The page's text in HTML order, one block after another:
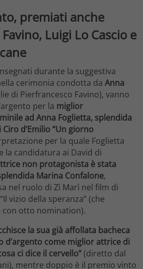
premiati anche
Luigi Lo Cascio e
durante la suggestiva
cerimonia condotta da Anna
di Pierfrancesco Favino), vanno
per la miglior
ad Anna Foglietta, splendida
d’Emilio “Un giorno
per la quale Foglietta
la candidatura ai David di
non protagonista è stata
Marina Confalone,
nel ruolo di Zì Marì nel film di
vizio della speranza” (che
con otto nomination).
la sua già affollata bacheca
d’argento come miglior attrice di
ci dice il cervello”(diretto dal
mentre doppio è il premio vinto